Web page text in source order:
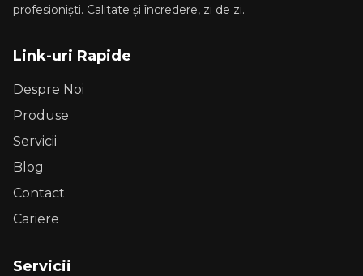
profesioniști. Calitate și încredere, zi de zi.
Link-uri Rapide
Despre Noi
Produse
Servicii
Blog
Contact
Cariere
Servicii